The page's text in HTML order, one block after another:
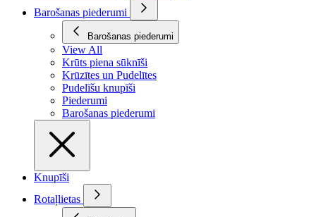
Barošanas piederumi
Barošanas piederumi
View All
Krūts piena sūknīši
Krūzītes un Pudelītes
Pudelīšu knupīši
Piederumi
Barošanas piederumi
Knupīši
Rotaļlietas